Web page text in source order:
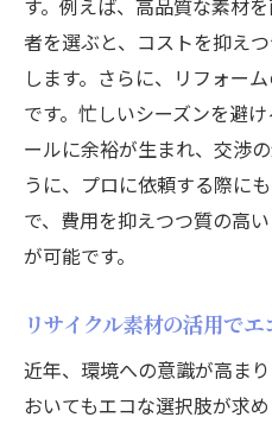
者を選ぶと、コストを抑え
します。さらに、リフォー
です。忙しいシーズンを避
ールに余裕が生まれ、交渉
うに、プロに依頼する際に
で、費用を抑えつつ質の高
が可能です。
リサイクル素材の活用で
近年、環境への意識が高ま
おいてもエコな選択肢が求